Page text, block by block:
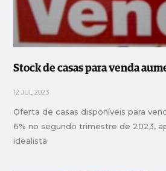
Stock de casas para venda
12 JUL 2023
Oferta de casas disponíveis para
6% no segundo trimestre de 2023,
idealista